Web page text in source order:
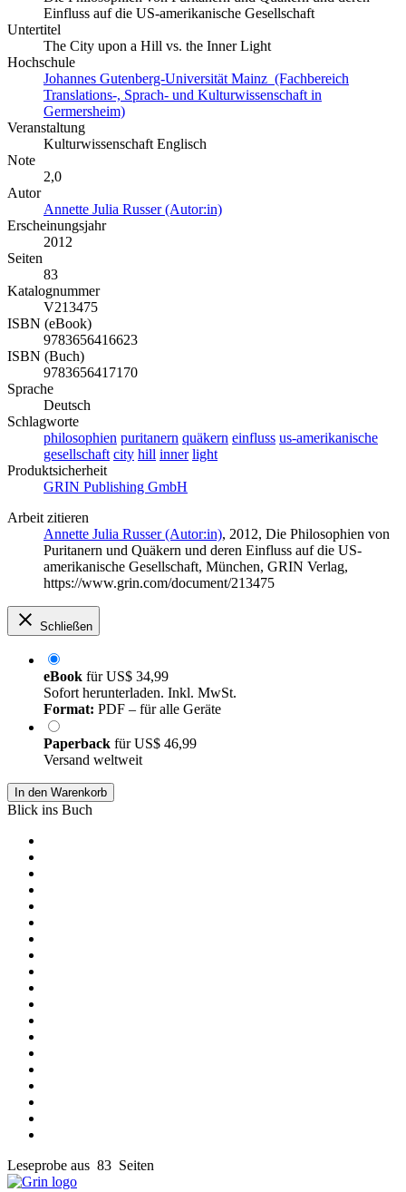
Einfluss auf die US-amerikanische Gesellschaft
Untertitel
The City upon a Hill vs. the Inner Light
Hochschule
Johannes Gutenberg-Universität Mainz (Fachbereich
Translations-, Sprach- und Kulturwissenschaft in
Germersheim)
Veranstaltung
Kulturwissenschaft Englisch
Note
2,0
Autor
Annette Julia Russer (Autor:in)
Erscheinungsjahr
2012
Seiten
83
Katalognummer
V213475
ISBN (eBook)
9783656416623
ISBN (Buch)
9783656417170
Sprache
Deutsch
Schlagworte
philosophien puritanern quäkern einfluss us-amerikanische
gesellschaft city hill inner light
Produktsicherheit
GRIN Publishing GmbH
Arbeit zitieren
Annette Julia Russer (Autor:in), 2012, Die Philosophien von
Puritanern und Quäkern und deren Einfluss auf die US-
amerikanische Gesellschaft, München, GRIN Verlag,
https://www.grin.com/document/213475
Schließen
eBook fürUS$ 34,99
Sofort herunterladen. Inkl. MwSt.
Format: PDF – für alle Geräte
Paperback fürUS$ 46,99
Versand weltweit
In den Warenkorb
Blick ins Buch
Leseprobe aus 83 Seiten